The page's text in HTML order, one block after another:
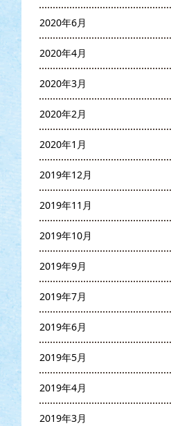
2020年6月
2020年4月
2020年3月
2020年2月
2020年1月
2019年12月
2019年11月
2019年10月
2019年9月
2019年7月
2019年6月
2019年5月
2019年4月
2019年3月